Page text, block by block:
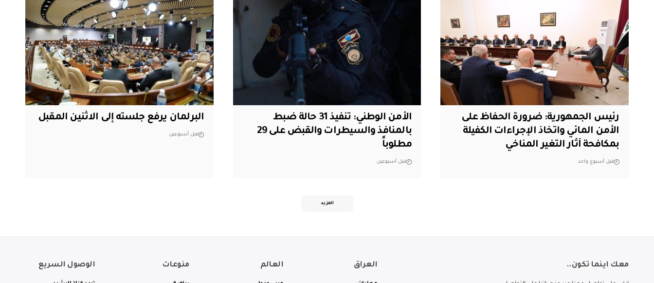
رئيس الجمهورية: ضرورة الحفاظ على
الأمن المائي واتخاذ الإجراءات الكفيلة
بمكافحة آثار التغير المناخي
قبل أسبوع واحد
الأمن الوطني: تنفيذ 31 حالة ضبط
بالمنافذ والسيطرات والقبض على 29
مطلوباً
قبل أسبوعين
البرلمان يرفع جلسته إلى الاثنين المقبل
قبل أسبوعين
المزيد
معك اينما تكون.. العراق العالم منوعات الوصول السريع